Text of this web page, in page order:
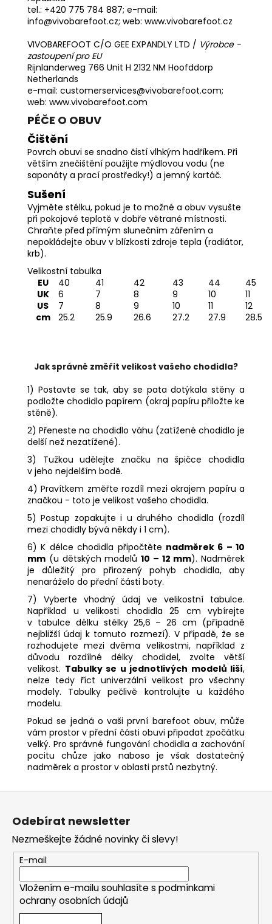
tel.: +420 775 784 887; e-mail:
info@vivobarefoot.cz; web: www.vivobarefoot.cz
VIVOBAREFOOT C/O GEE EXPANDLY LTD / Výrobce -
zastoupení pro EU
Rijnlanderweg 766 Unit H 2132 NM Hoofddorp
Netherlands
e-mail: customerservices@vivobarefoot.com;
web: www.vivobarefoot.com
PÉČE O OBUV
Čištění
Povrch obuvi se snadno čistí vlhkým hadříkem. Při
větším znečištění použijte mýdlovou vodu (ne
saponáty a prací prostředky!) a jemný kartáč.
Sušení
Vyjměte stélku, pokud je to možné a obuv vysušte
při pokojové teplotě v dobře větrané místnosti.
Chraňte před přímým slunečním zářením a
nepokládejte obuv v blízkosti zdroje tepla (radiátor,
krb).
Velikostní tabulka
EU
40 41 42 43 44
45
UK
6 7 8 9 10
11
US
7 8 9 10 11
12
cm
25.2 25.9 26.6 27.2 27.9 28.5
Jak správně změřit velikost vašeho chodidla?
1) Postavte se tak, aby se pata dotýkala stěny a
podložte chodidlo papírem (okraj papíru přiložte ke
stěně).
2) Přeneste na chodidlo váhu (zatížené chodidlo je
delší než nezatížené).
3) Tužkou udělejte značku na špičce chodidla
v jeho nejdelším bodě.
4) Pravítkem změřte rozdíl mezi okrajem papíru a
značkou - toto je velikost vašeho chodidla.
5) Postup zopakujte i u druhého chodidla (rozdíl
mezi chodidly bývá někdy i 1 cm).
6) K délce chodidla připočtěte nadměrek 6 – 10
mm (u dětských modelů 10 – 12 mm). Nadměrek
je důležitý pro přirozený pohyb chodidla, aby
nenaráželo do přední části boty.
7) Vyberte vhodný údaj ve velikostní tabulce.
Například u velikosti chodidla 25 cm vybírejte
v tabulce délku stélky 25,6 – 26 cm (případně
nejbližší údaj k tomuto rozmezí). V případě, že se
rozhodujete mezi dvěma velikostmi, například z
důvodu rozdílné délky chodidel, zvolte větší
velikost. Tabulky se u jednotlivých modelů liší,
nelze tedy říct univerzální velikost pro všechny
modely. Tabulky pečlivě kontrolujte u každého
modelu.
Pokud se jedná o vaši první barefoot obuv, může
vám prostor v přední části obuvi připadat zpočátku
velký. Pro správné fungování chodidla a zachování
pocitu chůze jako naboso je však dostatečný
nadměrek a prostor v oblasti prstů nezbytný.
Z
Odebírat newsletter
Nezmeškejte žádné novinky či slevy!
E-mail
Vložením e-mailu souhlasíte s podmínkami
ochrany osobních údajů